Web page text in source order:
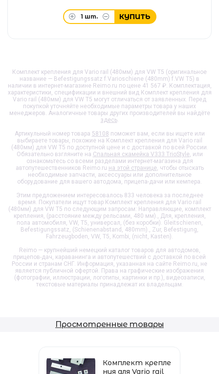
1 шт. КУПИТЬ
Комплект крепления для Vario rail (480мм) для VW T5 (оригинальное
название — Befestigungssatz f.Varioschiene (480mm) f.VW T5) в
наличии в интернет-магазине Reimo.ru по цене 41 567 ₽. Комплектация,
характеристики, спецификации и внешний вид Комплект крепления для
Vario rail (480мм) для VW T5 могут отличаться от заявленных. Перед
покупкой уточняйте необходимые параметры товара у наших
менеджеров. Аналогичные товары других производителей вы найдёте
здесь.
Артикульный номер товара 58108 поможет вам, если вы ищете или
выбираете товары, похожие на Комплект крепления для Vario rail
(480мм) для VW T5 по доступной цене и с доставкой по всей России.
Обязательно взгляните на Спальная скамейка V333 TrioStyle , или
ознакомьтесь со всеми разделами интернет-магазина для
автопутешественников Reimo.ru на этой странице , чтобы отыскать
необходимые запчасти, аксессуары или дополнительное
оборудование для вашего автодома, прицепа-дачи или кемпера.
Этим предложением интересовалось 833 человека за последнее
время. Покупатели ищут товар Комплект крепления для Vario rail
(480мм) для VW T5 по следующим запросам: Направляющие, комплект
крепления, (расстояние между рельсами, 480 мм)., Для, крепления,
пола автомобиля, VW, T5, универсал, (без коробки). Gleitschienen,
Befestigungssatz, (Schienenabstand, 480mm)., Zur, Befestigung,
Fahrzeugboden, VW, T5, Kombi, (nicht, Kasten).
Reimo — крупнейший немецкий каталог товаров для автодомов,
прицепов-дач, караванинга и автопутешествий с доставкой по всей
России и странам СНГ. Информация, указанная на сайте Reimo.ru, не
является публичной офертой. Права на графические изображения
(фотографии, иллюстрации, логотипы, картинки и пр.), видеозаписи,
текстовые материалы принадлежат их владельцам.
Просмотренные товары
Комплект крепле
ния для Vario rail